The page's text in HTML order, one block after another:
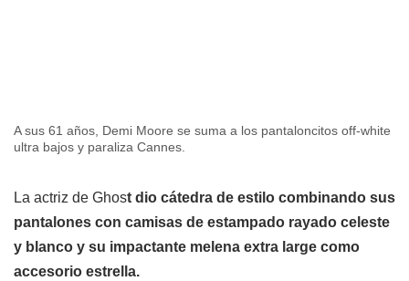
A sus 61 años, Demi Moore se suma a los pantaloncitos off-white
ultra bajos y paraliza Cannes.
La actriz de Ghost dio cátedra de estilo combinando sus
pantalones con camisas de estampado rayado celeste
y blanco y su impactante melena extra large como
accesorio estrella.